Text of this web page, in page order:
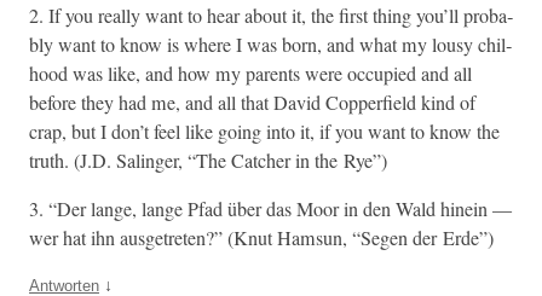
2. If you real­ly want to hear about it, the first thing you’ll prob­a­
bly want to know is where I was born, and what my lousy chil­
hood was like, and how my par­ents were occu­pied and all
before they had me, and all that David Cop­per­field kind of
crap, but I don’t feel like going into it, if you want to know the
truth. (J.D. Salinger, “The Catch­er in the Rye”)
3. “Der lange, lange Pfad über das Moor in den Wald hinein —
wer hat ihn aus­ge­treten?” (Knut Ham­sun, “Segen der Erde”)
Antworten ↓